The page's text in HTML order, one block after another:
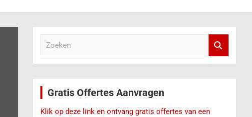
Gratis Offertes Aanvragen
Klik op deze link en ontvang gratis offertes van een